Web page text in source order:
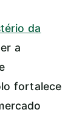
da
a
fortalece